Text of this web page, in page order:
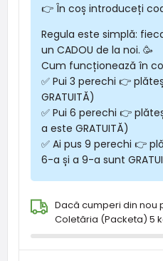
👉 În coș introduceți
Regula este simplă:
un CADOU de la noi. 🥳
Cum funcționează în
✅ Pui 3 perechi 👉
GRATUITĂ)
✅ Pui 6 perechi 👉
a este GRATUITĂ)
✅ Ai pus 9 perechi 👉
6-a și a 9-a sunt
Dacă cumperi din nou
Coletăria (Packeta) 5